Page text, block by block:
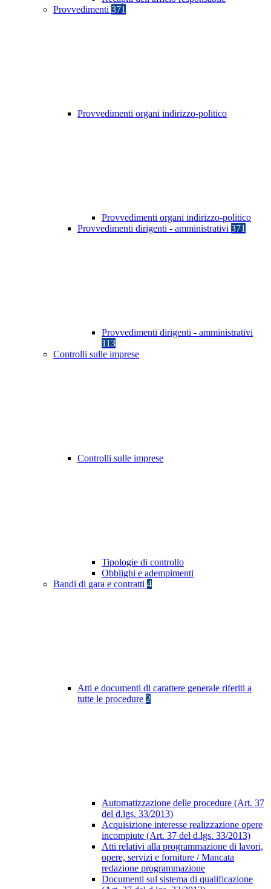
Provvedimenti 371
Provvedimenti organi indirizzo-politico
Provvedimenti organi indirizzo-politico
Provvedimenti dirigenti - amministrativi 371
Provvedimenti dirigenti - amministrativi
113
Controlli sulle imprese
Controlli sulle imprese
Tipologie di controllo
Obblighi e adempimenti
Bandi di gara e contratti 4
Atti e documenti di carattere generale riferiti a
tutte le procedure 2
Automatizzazione delle procedure (Art. 37
del d.lgs. 33/2013)
Acquisizione interesse realizzazione opere
incompiute (Art. 37 del d.lgs. 33/2013)
Atti relativi alla programmazione di lavori,
opere, servizi e forniture / Mancata
redazione programmazione
Documenti sul sistema di qualificazione